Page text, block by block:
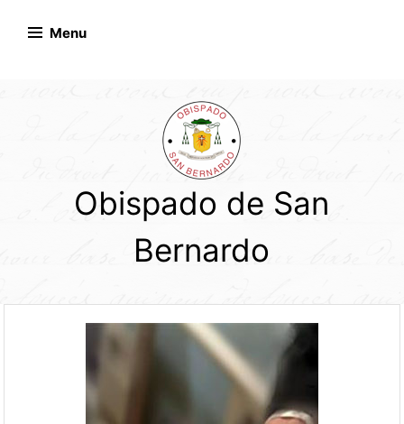
Menu
Obispado de San
Bernardo